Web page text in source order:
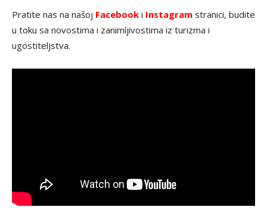
Pratite nas na našoj Facebook i Instagram stranici, budite
u toku sa novostima i zanimljivostima iz turizma i
ugostiteljstva.